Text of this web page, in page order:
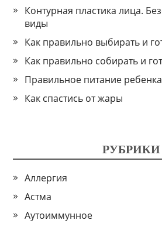
Контурная пластика лица.
виды
Как правильно выбирать и
Как правильно собирать и
Правильное питание ребенка
Как спастись от жары
РУБРИКИ
Аллергия
Астма
Аутоиммунное